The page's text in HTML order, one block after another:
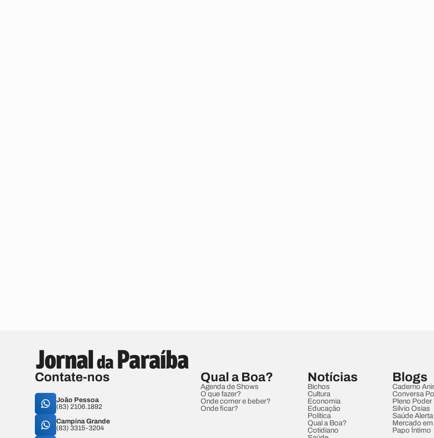
Contate-nos
João Pessoa
(83) 2106.1892
Campina Grande
(83) 3315-3204
Qual a Boa?
Agenda de Shows
O que fazer?
Onde comer e beber?
Onde ficar?
Notícias
Bichos
Cultura
Economia
Educação
Política
Qual a Boa?
Cotidiano
Blogs
Caderno
Conversa
Pleno Poder
Sílvio Osias
Saúde Alerta
Mercado
Papo Íntimo